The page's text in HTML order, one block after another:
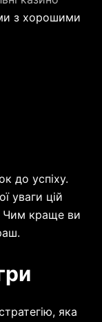
з хорошими
до успіху.
уваги цій
Чим краще ви
яка